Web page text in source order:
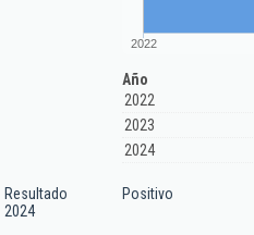
2022
Año
2022
2023
2024
Resultado
2024
Positivo